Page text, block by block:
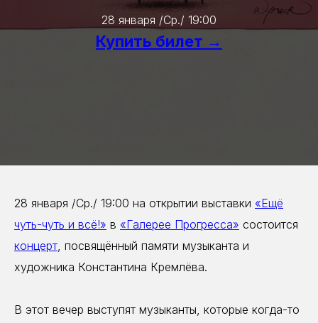
28 января /Ср./ 19:00
Купить билет →
28 января /Ср./ 19:00 на открытии выставки «Ещё
чуть-чуть и всё!» в «Галерее Прогресса» состоится
концерт, посвящённый памяти музыканта и
художника Константина Кремлёва.
В этот вечер выступят музыканты, которые когда-то